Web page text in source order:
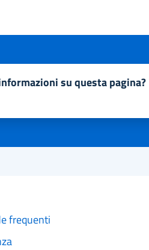
su questa pagina?
su 5
su 5
frequenti